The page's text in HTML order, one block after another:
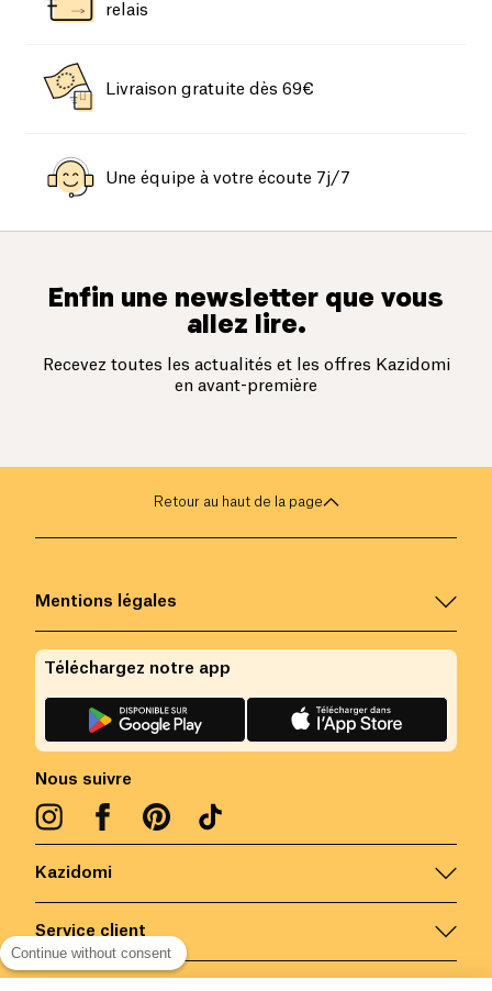
relais
Livraison gratuite dès 69€
Une équipe à votre écoute 7j/7
Enfin une newsletter que vous
allez lire.
Recevez toutes les actualités et les offres Kazidomi
en avant-première
Retour au haut de la page
Kazidomi
Service client
Mentions légales
Nous suivre
Téléchargez notre app
Continue without consent